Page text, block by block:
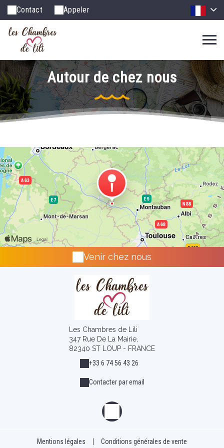
Contact Appeler
Autour de chez nous
Venir chez nous
Les Chambres de Lili
347 Rue De La Mairie,
82340 ST LOUP - FRANCE
+33 6 74 56 43 26
Contacter par email
Mentions légales Conditions générales de vente